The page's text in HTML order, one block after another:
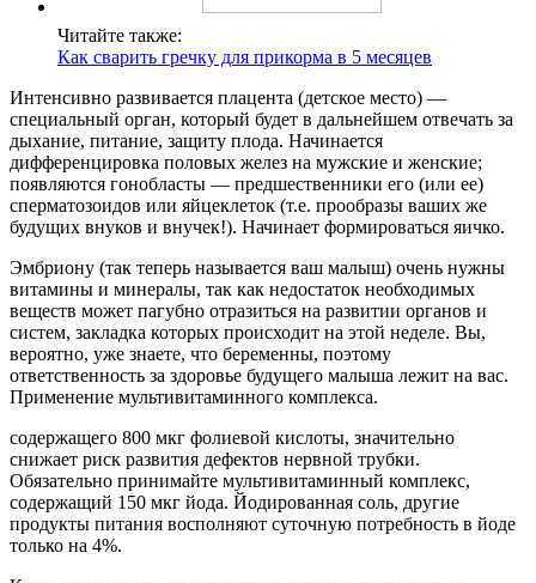
Читайте также:
Как сварить гречку для прикорма в 5 месяцев
Интенсивно развивается плацента (детское место) —
специальный орган, который будет в дальнейшем отвечать за
дыхание, питание, защиту плода. Начинается
дифференцировка половых желез на мужские и женские;
появляются гонобласты — предшественники его (или ее)
сперматозоидов или яйцеклеток (т.е. прообразы ваших же
будущих внуков и внучек!). Начинает формироваться яичко.
Эмбриону (так теперь называется ваш малыш) очень нужны
витамины и минералы, так как недостаток необходимых
веществ может пагубно отразиться на развитии органов и
систем, закладка которых происходит на этой неделе. Вы,
вероятно, уже знаете, что беременны, поэтому
ответственность за здоровье будущего малыша лежит на вас.
Применение мультивитаминного комплекса.
содержащего 800 мкг фолиевой кислоты, значительно
снижает риск развития дефектов нервной трубки.
Обязательно принимайте мультивитаминный комплекс,
содержащий 150 мкг йода. Йодированная соль, другие
продукты питания восполняют суточную потребность в йоде
только на 4%.